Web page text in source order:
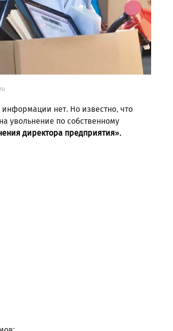
информации нет. Но известно, что
увольнение по собственному
директора предприятия».